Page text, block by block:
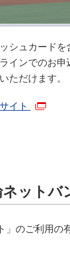
シュカード
インでのお
ただけます。
イト
ット
」のご利用の